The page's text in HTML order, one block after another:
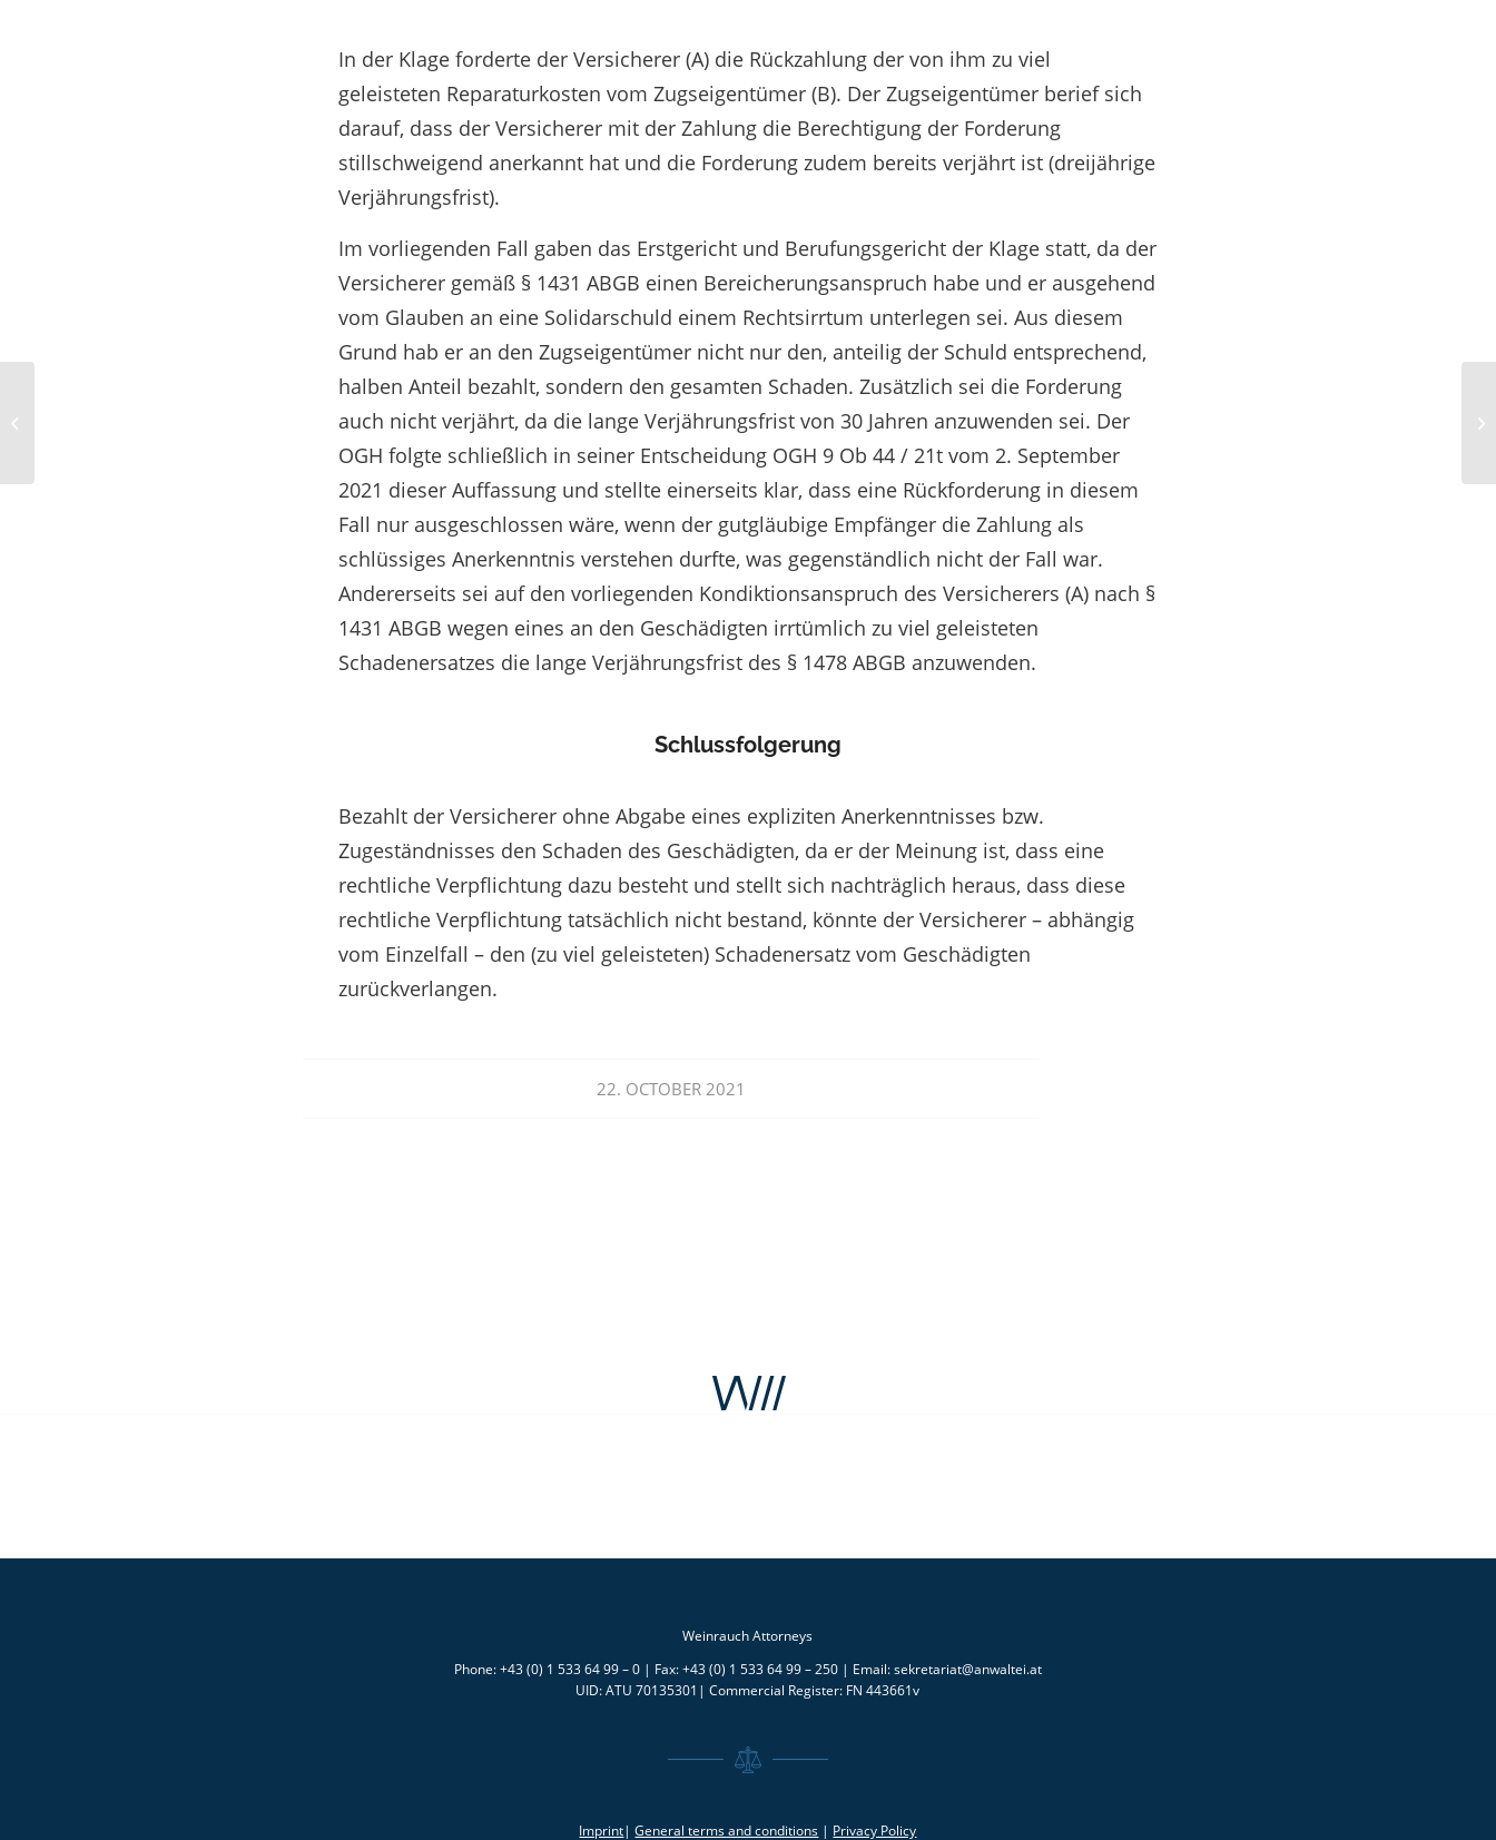
In der Klage forderte der Versicherer (A) die Rückzahlung der von ihm zu viel
geleisteten Reparaturkosten vom Zugseigentümer (B). Der Zugseigentümer berief sich
darauf, dass der Versicherer mit der Zahlung die Berechtigung der Forderung
stillschweigend anerkannt hat und die Forderung zudem bereits verjährt ist (dreijährige
Verjährungsfrist).
Im vorliegenden Fall gaben das Erstgericht und Berufungsgericht der Klage statt, da der
Versicherer gemäß § 1431 ABGB einen Bereicherungsanspruch habe und er ausgehend
vom Glauben an eine Solidarschuld einem Rechtsirrtum unterlegen sei. Aus diesem
Grund hab er an den Zugseigentümer nicht nur den, anteilig der Schuld entsprechend,
halben Anteil bezahlt, sondern den gesamten Schaden. Zusätzlich sei die Forderung
auch nicht verjährt, da die lange Verjährungsfrist von 30 Jahren anzuwenden sei. Der
OGH folgte schließlich in seiner Entscheidung OGH 9 Ob 44 / 21t vom 2. September
2021 dieser Auffassung und stellte einerseits klar, dass eine Rückforderung in diesem
Fall nur ausgeschlossen wäre, wenn der gutgläubige Empfänger die Zahlung als
schlüssiges Anerkenntnis verstehen durfte, was gegenständlich nicht der Fall war.
Andererseits sei auf den vorliegenden Kondiktionsanspruch des Versicherers (A) nach §
1431 ABGB wegen eines an den Geschädigten irrtümlich zu viel geleisteten
Schadenersatzes die lange Verjährungsfrist des § 1478 ABGB anzuwenden.
Schlussfolgerung
Bezahlt der Versicherer ohne Abgabe eines expliziten Anerkenntnisses bzw.
Zugeständnisses den Schaden des Geschädigten, da er der Meinung ist, dass eine
rechtliche Verpflichtung dazu besteht und stellt sich nachträglich heraus, dass diese
rechtliche Verpflichtung tatsächlich nicht bestand, könnte der Versicherer – abhängig
vom Einzelfall – den (zu viel geleisteten) Schadenersatz vom Geschädigten
zurückverlangen.
22. OCTOBER 2021
Weinrauch Attorneys
Phone: +43 (0) 1 533 64 99 – 0 | Fax: +43 (0) 1 533 64 99 – 250 | Email: sekretariat@anwaltei.at
UID: ATU 70135301| Commercial Register: FN 443661v
Imprint|General terms and conditions | Privacy Policy